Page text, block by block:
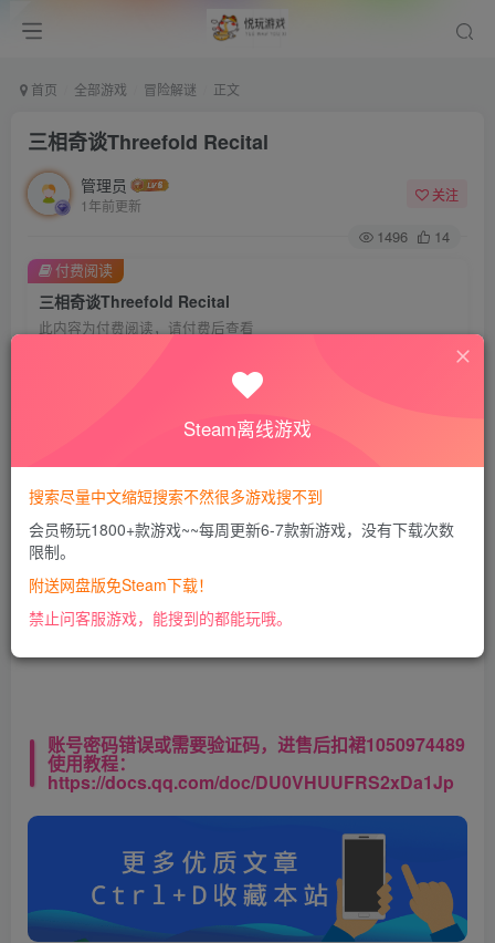
首页 全部游戏 冒险解谜 正文
三相奇谈Threefold Recital
管理员
1年前更新
关注
1496 14
三相奇谈Threefold Recital
此内容为付费阅读，请付费后查看
开通会员
付费阅读
此处内容已隐藏，VIP会员可见
请登录后查看特权
账号密码错误或需要验证码，进售后扣裙1050974489
使用教程：
https://docs.qq.com/doc/DU0VHUUFRS2xDa1Jp
Steam离线游戏
搜索尽量中文缩短搜索不然很多游戏搜不到
会员畅玩1800+款游戏~~每周更新6-7款新游戏，没有下载次数
限制。
附送网盘版免Steam下载！
禁止问客服游戏，能搜到的都能玩哦。